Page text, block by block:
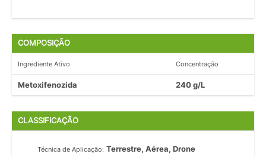
COMPOSIÇÃO
Ingrediente Ativo Concentração
Metoxifenozida 240 g/L
CLASSIFICAÇÃO
Técnica de Aplicação: Terrestre, Aérea, Drone